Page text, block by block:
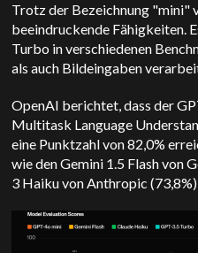
Trotz der Bezeichnung "mini"
beeindruckende Fähigkeiten.
Turbo in verschiedenen
als auch Bildeingaben
OpenAI berichtet, dass der
Multitask Language
eine Punktzahl von 82,0%
wie den Gemini 1.5 Flash von
3 Haiku von Anthropic